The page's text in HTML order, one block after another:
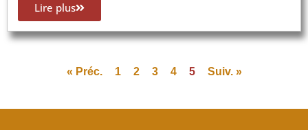
Lire plus
« Préc. 1 2 3 4 5 Suiv. »